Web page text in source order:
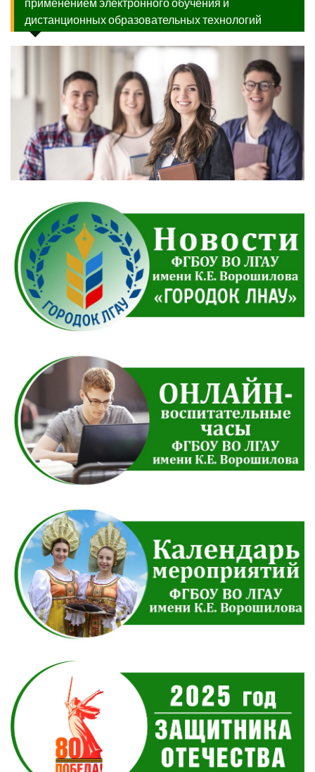
дистанционных образовательных технологий